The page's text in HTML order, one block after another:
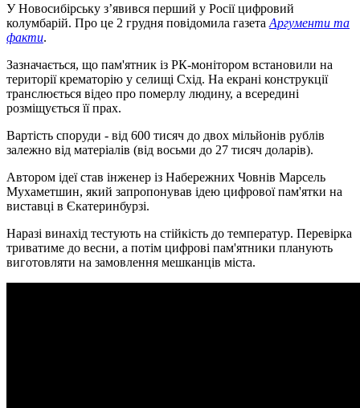
У Новосибірську з’явився перший у Росії цифровий
колумбарій. Про це 2 грудня повідомила газета Аргументи та
факти.
Зазначається, що пам'ятник із РК-монітором встановили на
території крематорію у селищі Схід. На екрані конструкції
транслюється відео про померлу людину, а всередині
розміщується її прах.
Вартість споруди - від 600 тисяч до двох мільйонів рублів
залежно від матеріалів (від восьми до 27 тисяч доларів).
Автором ідеї став інженер із Набережних Човнів Марсель
Мухаметшин, який запропонував ідею цифрової пам'ятки на
виставці в Єкатеринбурзі.
Наразі винахід тестують на стійкість до температур. Перевірка
триватиме до весни, а потім цифрові пам'ятники планують
виготовляти на замовлення мешканців міста.